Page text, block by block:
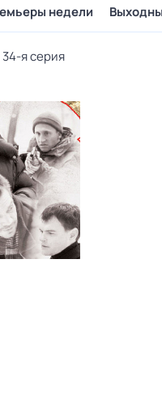
недели
я серия